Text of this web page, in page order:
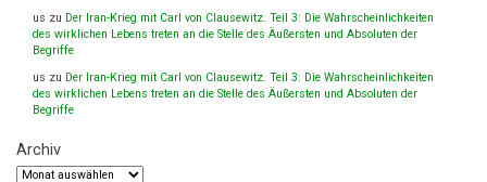
us zu Der Iran-Krieg mit Carl von Clausewitz. Teil 3: Die Wahrscheinlichkeiten
des wirklichen Lebens treten an die Stelle des Äußersten und Absoluten der
Begriffe
us zu Der Iran-Krieg mit Carl von Clausewitz. Teil 3: Die Wahrscheinlichkeiten
des wirklichen Lebens treten an die Stelle des Äußersten und Absoluten der
Begriffe
Archiv
Archiv